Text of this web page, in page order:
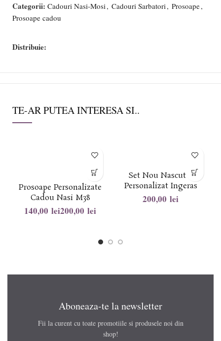
Categorii: Cadouri Nasi-Mosi , Cadouri Sarbatori , Prosoape,
Prosoape cadou
Distribuie:
TE-AR PUTEA INTERESA SI..
Prosoape Personalizate
Cadou Nasi M38
lei lei
Set Nou Nascut –
Personalizat Ingeras
lei
Aboneaza-te la newsletter
Fii la curent cu toate promotiile si produsele noi din
shop!